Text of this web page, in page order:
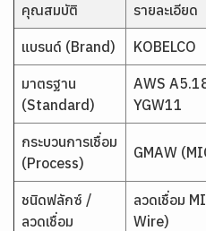
คุณสมบัติ รายละเอียด
แบรนด์ (Brand) KOBELCO
มาตรฐาน
(Standard)
AWS
YGW11
กระบวนการเชื่อม
(Process)
GMAW
ชนิดฟลักซ์ /
ลวดเชื่อม
ลวดเชื่อม
Wire)